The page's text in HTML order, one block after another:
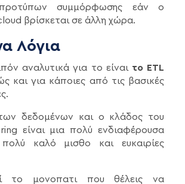
συμμόρφωσης εάν ο
βρίσκεται σε άλλη χώρα.
Λόγια
αναλυτικά για το είναι το ETL
και για κάποιες από τις βασικές
δεδομένων και ο κλάδος του
είναι μια πολύ ενδιαφέρουσα
καλό μισθο και ευκαιρίες
το μονοπατι που θέλεις να